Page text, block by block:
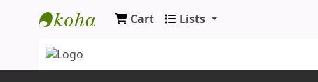
Koha online
Cart Lists